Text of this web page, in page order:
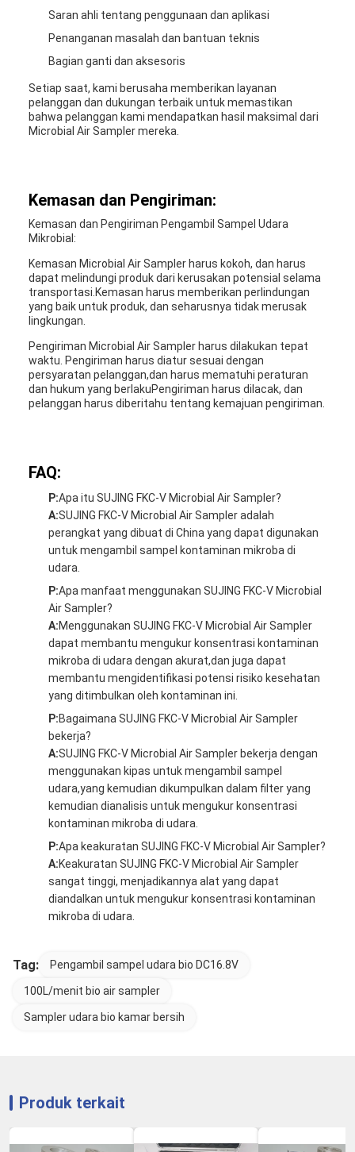
Saran ahli tentang penggunaan dan aplikasi
Penanganan masalah dan bantuan teknis
Bagian ganti dan aksesoris
Setiap saat, kami berusaha memberikan layanan
pelanggan dan dukungan terbaik untuk memastikan
bahwa pelanggan kami mendapatkan hasil maksimal dari
Microbial Air Sampler mereka.
Kemasan dan Pengiriman:
Kemasan dan Pengiriman Pengambil Sampel Udara
Mikrobial:
Kemasan Microbial Air Sampler harus kokoh, dan harus
dapat melindungi produk dari kerusakan potensial selama
transportasi.Kemasan harus memberikan perlindungan
yang baik untuk produk, dan seharusnya tidak merusak
lingkungan.
Pengiriman Microbial Air Sampler harus dilakukan tepat
waktu. Pengiriman harus diatur sesuai dengan
persyaratan pelanggan,dan harus mematuhi peraturan
dan hukum yang berlakuPengiriman harus dilacak, dan
pelanggan harus diberitahu tentang kemajuan pengiriman.
FAQ:
P:Apa itu SUJING FKC-V Microbial Air Sampler?
A:SUJING FKC-V Microbial Air Sampler adalah
perangkat yang dibuat di China yang dapat digunakan
untuk mengambil sampel kontaminan mikroba di
udara.
P:Apa manfaat menggunakan SUJING FKC-V Microbial
Air Sampler?
A:Menggunakan SUJING FKC-V Microbial Air Sampler
dapat membantu mengukur konsentrasi kontaminan
mikroba di udara dengan akurat,dan juga dapat
membantu mengidentifikasi potensi risiko kesehatan
yang ditimbulkan oleh kontaminan ini.
P:Bagaimana SUJING FKC-V Microbial Air Sampler
bekerja?
A:SUJING FKC-V Microbial Air Sampler bekerja dengan
menggunakan kipas untuk mengambil sampel
udara,yang kemudian dikumpulkan dalam filter yang
kemudian dianalisis untuk mengukur konsentrasi
kontaminan mikroba di udara.
P:Apa keakuratan SUJING FKC-V Microbial Air Sampler?
A:Keakuratan SUJING FKC-V Microbial Air Sampler
sangat tinggi, menjadikannya alat yang dapat
diandalkan untuk mengukur konsentrasi kontaminan
mikroba di udara.
Tag: Pengambil sampel udara bio DC16.8V
100L/menit bio air sampler
Sampler udara bio kamar bersih
Produk terkait